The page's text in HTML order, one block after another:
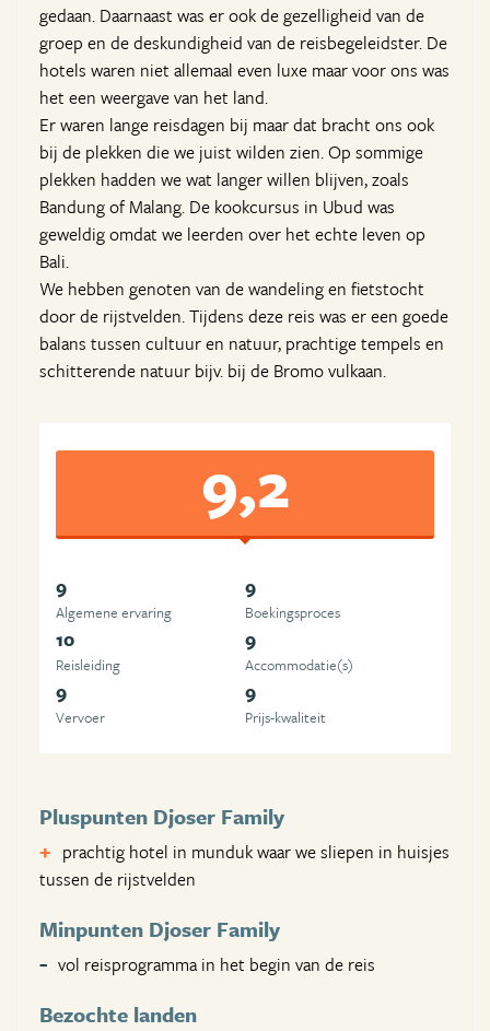
gedaan. Daarnaast was er ook de gezelligheid van de
groep en de deskundigheid van de reisbegeleidster. De
hotels waren niet allemaal even luxe maar voor ons was
het een weergave van het land.
Er waren lange reisdagen bij maar dat bracht ons ook
bij de plekken die we juist wilden zien. Op sommige
plekken hadden we wat langer willen blijven, zoals
Bandung of Malang. De kookcursus in Ubud was
geweldig omdat we leerden over het echte leven op
Bali.
We hebben genoten van de wandeling en fietstocht
door de rijstvelden. Tijdens deze reis was er een goede
balans tussen cultuur en natuur, prachtige tempels en
schitterende natuur bijv. bij de Bromo vulkaan.
9,2
9
Algemene ervaring
9
Boekingsproces
10
Reisleiding
9
Accommodatie(s)
9
Vervoer
9
Prijs-kwaliteit
Pluspunten Djoser Family
prachtig hotel in munduk waar we sliepen in huisjes
tussen de rijstvelden
Minpunten Djoser Family
vol reisprogramma in het begin van de reis
Bezochte landen